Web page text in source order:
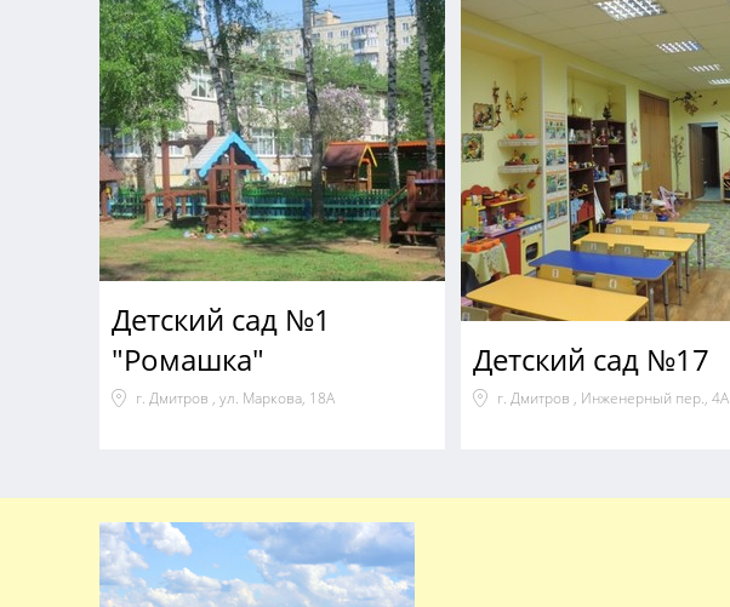
Детский сад №1
"Ромашка"
г. Дмитров , ул. Маркова, 18А
Детский сад №17
г. Дмитров , Инженерный пер., 4А